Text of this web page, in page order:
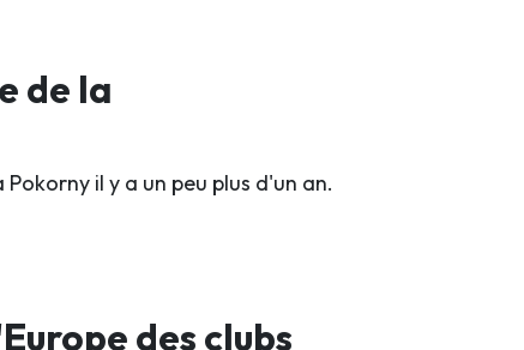
de la
il y a un peu plus d'un an.
des clubs